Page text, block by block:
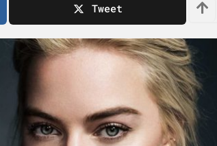
Tweet